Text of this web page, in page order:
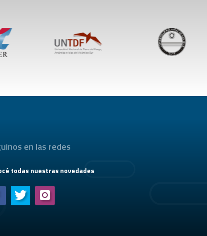
en las redes
todas nuestras novedades